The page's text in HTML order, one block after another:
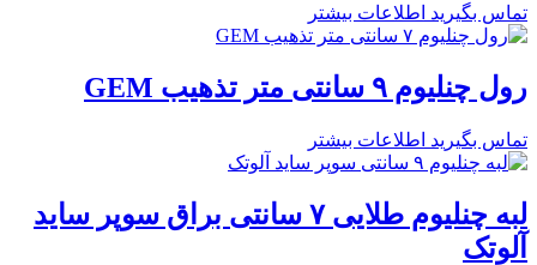
تماس بگیرید اطلاعات بیشتر
رول چنلیوم ۹ سانتی متر تذهیب GEM
تماس بگیرید اطلاعات بیشتر
لبه چنلیوم طلایی ۷ سانتی براق سوپر ساید
آلوتک